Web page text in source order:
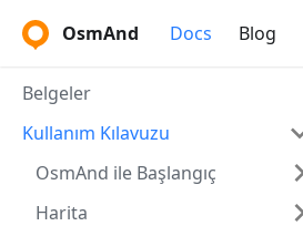
OsmAnd Docs Blog
Belgeler
Kullanım Kılavuzu
OsmAnd ile Başlangıç
Harita